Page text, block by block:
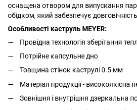
оснащена отвором для випускання
обідком, який забезпечує
Особливості каструль MEYER:
Провідна технологія зберігання
Потрійне капсульне дно
Товщина стінок каструлі 0.5 мм
Матеріал продукції - високоякісна
Зовнішня і внутрішня дзеркальна